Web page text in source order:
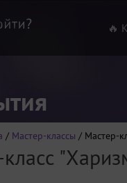
🔥
/ Мастер-классы / Мастер-